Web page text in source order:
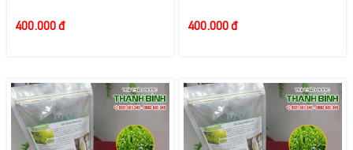
400.000 đ 400.000 đ